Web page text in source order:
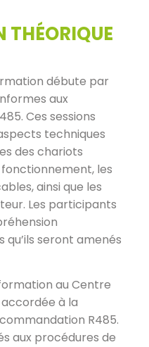
THÉORIQUE
débute par
aux
Ces sessions
techniques
des chariots
les
ainsi que les
Les participants
seront amenés
au Centre
accordée à la
R485.
aux procédures de